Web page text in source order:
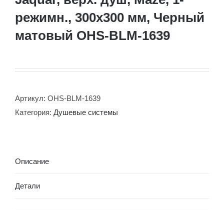
режимн., 300х300 мм, Черный
матовый OHS-BLM-1639
Артикул: OHS-BLM-1639
Категория: Душевые системы
Описание
Детали